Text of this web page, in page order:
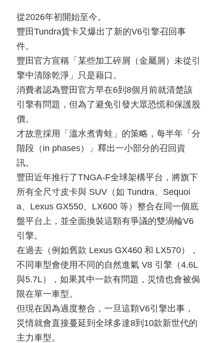
從2026年初開始至今。
豐田Tundra貨卡又爆出了新的V6引擎召回事
件。
豐田官方宣稱「某些加工碎屑（金屬屑）未從引
擎中清除乾淨」只是藉口。
消費者認為豐田官方早在6到8個月前就清楚該
引擎有問題，但為了避免引發大眾恐慌和保護股
價。
才故意採用「溫水煮青蛙」的策略，每半年「分
階段（in phases）」釋出一小部分的召回資
訊。
豐田近年推行了TNGA-F全球架構平台，將旗下
所有全尺寸皮卡與 SUV（如 Tundra、Sequoi
a、Lexus GX550、LX600 等）整合在同一個底
盤平台上，並全面換裝這顆有爭議的雙渦輪V6
引擎。
在過去（例如舊款 Lexus GX460 和 LX570），
不同車型會使用不同的自然進氣 V8 引擎（4.6L
與5.7L），如果其中一款有問題，災情也會被侷
限在單一車型。
但現在因為過度整合，一旦這顆V6引擎出事，
災情就會直接蔓延到全球多達8到10款新世代的
主力車型。